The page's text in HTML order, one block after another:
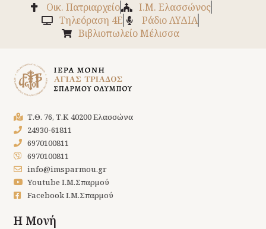
Οικ. Πατριαρχείο
Ι.Μ. Ελασσώνος
Tηλεόραση 4Ε
Ράδιο ΛΥΔΙΑ
Βιβλιοπωλείο Μέλισσα
Τ.Θ. 76, Τ.Κ 40200 Ελασσώνα
24930-61811
6970100811
6970100811
info@imsparmou.gr
Youtube Ι.Μ.Σπαρμού
Facebook Ι.Μ.Σπαρμού
Η Μονή